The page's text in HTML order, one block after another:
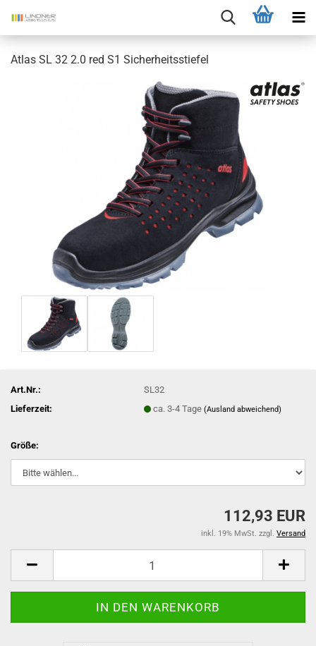
Atlas SL 32 2.0 red S1 Sicherheitsstiefel
Art.Nr.:
SL32
Lieferzeit:
ca. 3-4 Tage(Ausland abweichend)
Größe:
112,93 EUR
inkl. 19% MwSt. zzgl. Versand